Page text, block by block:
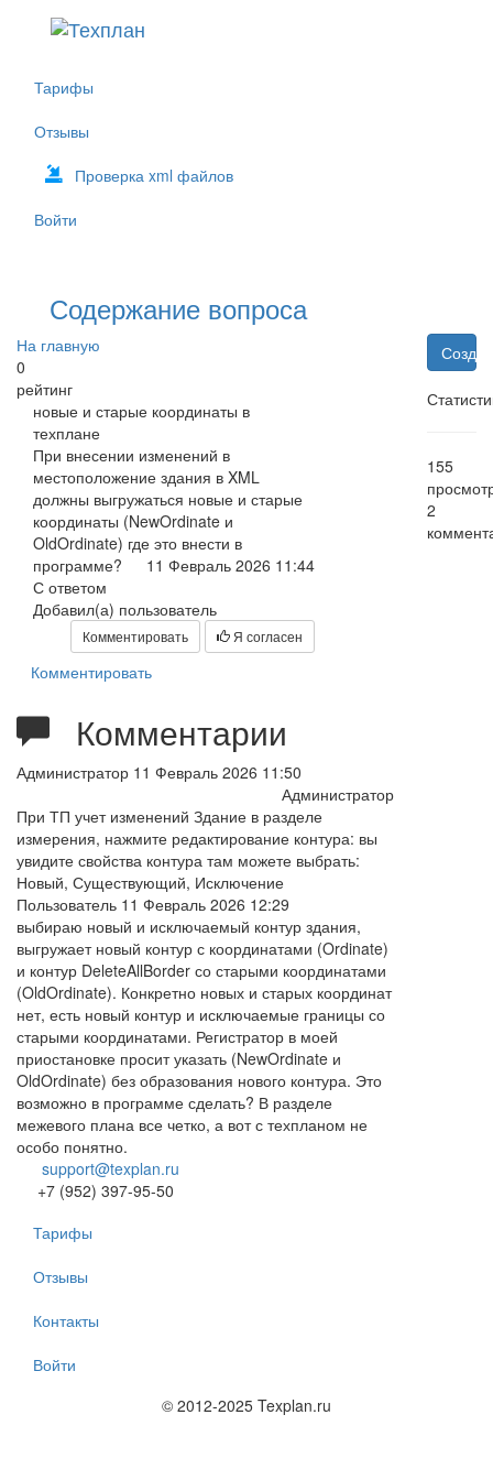
Тарифы
Отзывы
Проверка xml файлов
Войти
Содержание вопроса
На главную
0
рейтинг
новые и старые координаты в
техплане
При внесении изменений в
местоположение здания в XML
должны выгружаться новые и старые
координаты (NewOrdinate и
OldOrdinate) где это внести в
программе?
11 Февраль 2026 11:44
С ответом
Добавил(а) пользователь
Комментировать Я согласен
Комментировать
Комментарии
Администратор 11 Февраль 2026 11:50
Администратор
При ТП учет изменений Здание в разделе
измерения, нажмите редактирование контура: вы
увидите свойства контура там можете выбрать:
Новый, Существующий, Исключение
Пользователь 11 Февраль 2026 12:29
выбираю новый и исключаемый контур здания,
выгружает новый контур с координатами (Ordinate)
и контур DeleteAllBorder со старыми координатами
(OldOrdinate). Конкретно новых и старых координат
нет, есть новый контур и исключаемые границы со
старыми координатами. Регистратор в моей
приостановке просит указать (NewOrdinate и
OldOrdinate) без образования нового контура. Это
возможно в программе сделать? В разделе
межевого плана все четко, а вот с техпланом не
особо понятно.
155
2
support@texplan.ru
+7 (952) 397-95-50
Тарифы
Отзывы
Контакты
Войти
© 2012-2025 Texplan.ru